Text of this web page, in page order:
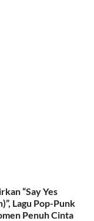
“Say Yes
Lagu Pop-Punk
Penuh Cinta